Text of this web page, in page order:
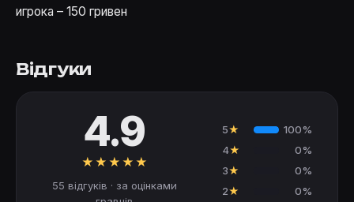
игрока – 150 гривен
Відгуки
4.9
★ ★ ★ ★ ★
55 відгуків · за оцінками
5★
100%
4★
0%
3★
0%
2★ 0%